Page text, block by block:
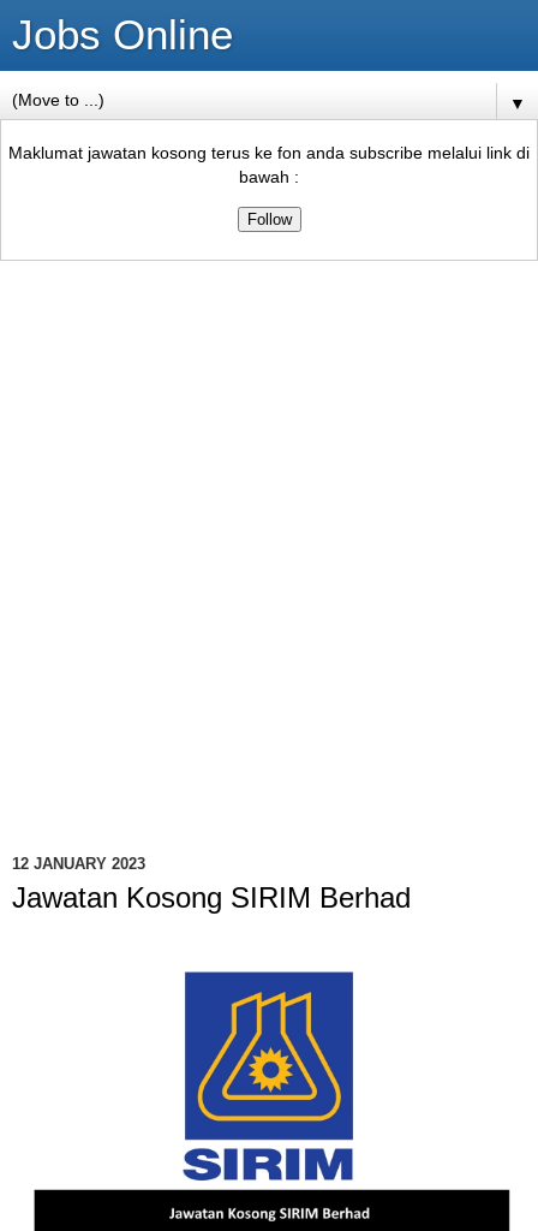
Jobs Online
▼
Maklumat jawatan kosong terus ke fon anda subscribe melalui link di
bawah :
12 JANUARY 2023
Jawatan Kosong SIRIM Berhad